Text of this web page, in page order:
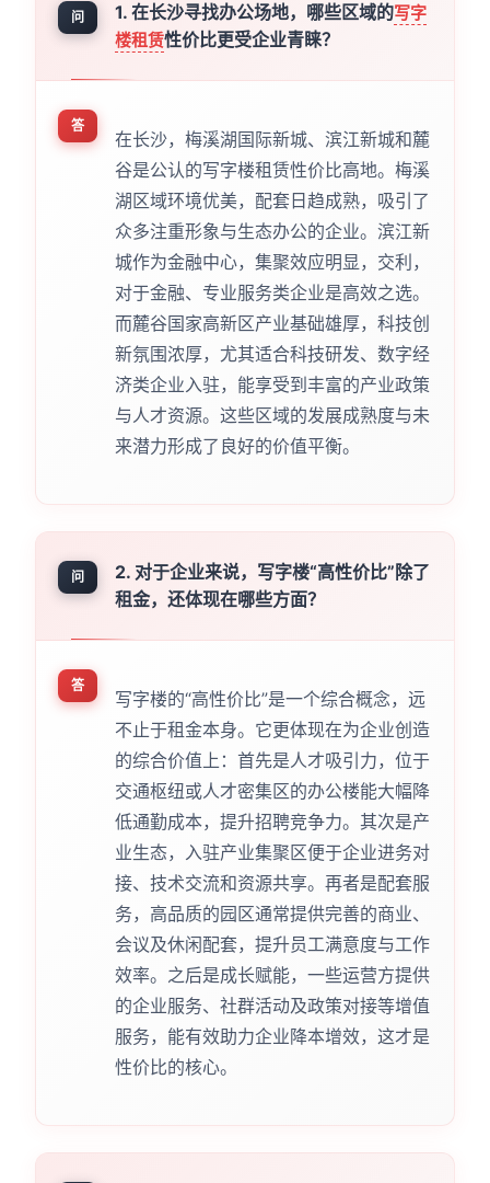
问 1. 在长沙寻找办公场地，哪些区域的写字
楼租赁性价比更受企业青睐？
答
在长沙，梅溪湖国际新城、滨江新城和麓
谷是公认的写字楼租赁性价比高地。梅溪
湖区域环境优美，配套日趋成熟，吸引了
众多注重形象与生态办公的企业。滨江新
城作为金融中心，集聚效应明显，交利，
对于金融、专业服务类企业是高效之选。
而麓谷国家高新区产业基础雄厚，科技创
新氛围浓厚，尤其适合科技研发、数字经
济类企业入驻，能享受到丰富的产业政策
与人才资源。这些区域的发展成熟度与未
来潜力形成了良好的价值平衡。
问
2. 对于企业来说，写字楼“高性价比”除了
租金，还体现在哪些方面？
答
写字楼的“高性价比”是一个综合概念，远
不止于租金本身。它更体现在为企业创造
的综合价值上：首先是人才吸引力，位于
交通枢纽或人才密集区的办公楼能大幅降
低通勤成本，提升招聘竞争力。其次是产
业生态，入驻产业集聚区便于企业进务对
接、技术交流和资源共享。再者是配套服
务，高品质的园区通常提供完善的商业、
会议及休闲配套，提升员工满意度与工作
效率。之后是成长赋能，一些运营方提供
的企业服务、社群活动及政策对接等增值
服务，能有效助力企业降本增效，这才是
性价比的核心。